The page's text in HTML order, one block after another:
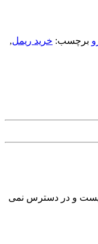
برچسب: خرید ریمل,
و در دسترس نمی